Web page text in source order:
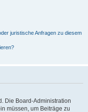
juristische Anfragen zu diesem
Die Board-Administration
müssen, um Beiträge zu